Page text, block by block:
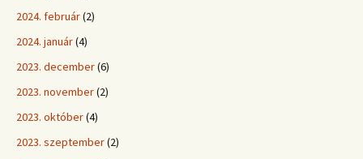
2024. február(2)
2024. január(4)
2023. december(6)
2023. november(2)
2023. október(4)
2023. szeptember(2)